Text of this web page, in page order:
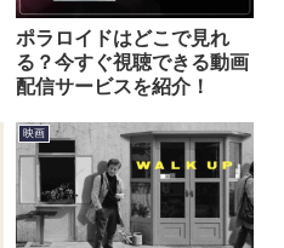
ポラロイドはどこで見れ
る？今すぐ視聴できる動画
配信サービスを紹介！
映画